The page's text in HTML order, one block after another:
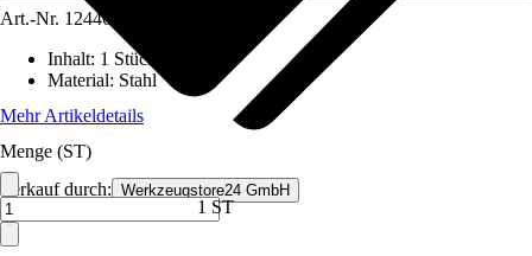
Verkauf durch: Werkzeugstore24 GmbH
Art.-Nr. 12446501
Inhalt: 1 Stück
Material: Stahl
Mehr Artikeldetails
Menge (ST)
1 ST